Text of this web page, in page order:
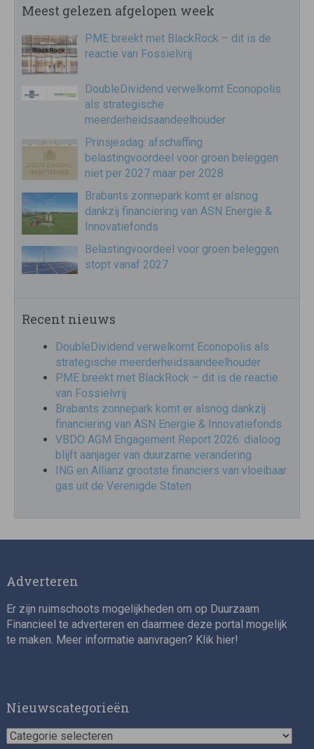
Meest gelezen afgelopen week
PME breekt met BlackRock – dit is de
reactie van Fossielvrij
DoubleDividend verwelkomt Econopolis
als strategische
meerderheidsaandeelhouder
Prinsjesdag: afschaffing
belastingvoordeel voor groen beleggen
niet per 2027 maar per 2028
Brabants zonnepark komt er alsnog
dankzij financiering van ASN Energie &
Innovatiefonds
Belastingvoordeel voor groen beleggen
stopt vanaf 2027
Recent nieuws
DoubleDividend verwelkomt Econopolis als
strategische meerderheidsaandeelhouder
PME breekt met BlackRock – dit is de reactie
van Fossielvrij
Brabants zonnepark komt er alsnog dankzij
financiering van ASN Energie & Innovatiefonds
VBDO AGM Engagement Report 2026: dialoog
blijft aanjager van duurzame verandering
ING en Allianz grootste financiers van vloeibaar
gas uit de Verenigde Staten
Adverteren
Er zijn ruimschoots mogelijkheden om op Duurzaam
Financieel te adverteren en daarmee deze portal mogelijk
te maken. Meer informatie aanvragen? Klik hier!
Nieuwscategorieën
Nieuwscategorieën